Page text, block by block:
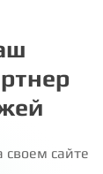
своем сайте